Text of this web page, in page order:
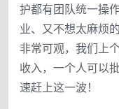
护都有团队统一操
业、又不想太麻烦
非常可观，我们上
收入，一个人可以
速赶上这一波！